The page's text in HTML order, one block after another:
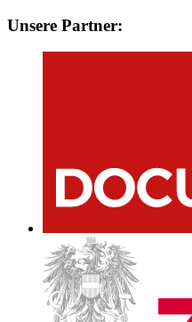
Unsere Partner: